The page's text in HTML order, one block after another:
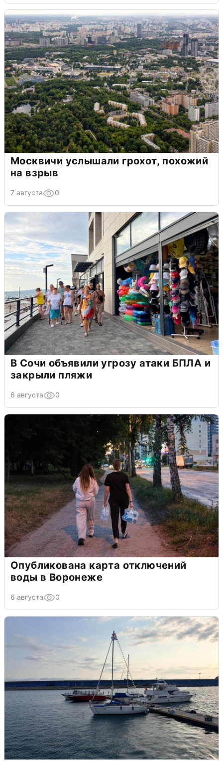
Москвичи услышали грохот, похожий
на взрыв
7 августа 0
В Сочи объявили угрозу атаки БПЛА и
закрыли пляжи
6 августа 0
Опубликована карта отключений
воды в Воронеже
6 августа 0